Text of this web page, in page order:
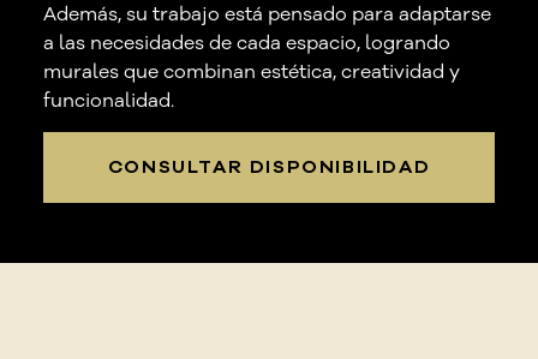
Además, su trabajo está pensado para adaptarse
a las necesidades de cada espacio, logrando
murales que combinan estética, creatividad y
funcionalidad.
CONSULTAR DISPONIBILIDAD